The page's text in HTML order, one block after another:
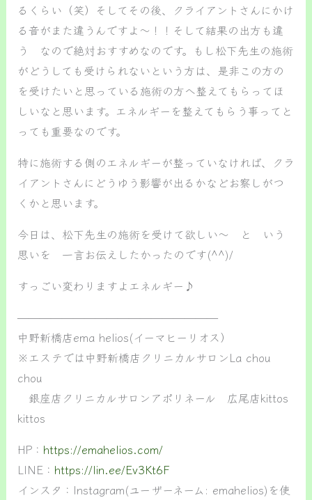
るくらい（笑）そしてその後、クライアントさんにかけ
る音がまた違うんですよ～！！そして結果の出方も違
う なので絶対おすすめなのです。もし松下先生の施術
がどうしても受けられないという方は、是非この方の
を受けたいと思っている施術の方へ整えてもらってほ
しいなと思います。エネルギーを整えてもらう事ってと
っても重要なのです。
特に施術する側のエネルギーが整っていなければ、クラ
イアントさんにどうゆう影響が出るかなどお察しがつ
くかと思います。
今日は、松下先生の施術を受けて欲しい～ と いう
思いを 一言お伝えしたかったのです(^^)/
すっごい変わりますよエネルギー♪
——————————————————
中野新橋店ema helios(イーマヒーリオス）
※エステでは中野新橋店クリニカルサロンLa chou
chou
銀座店クリニカルサロンアポリネール 広尾店kittos
kittos
HP： https://emahelios.com/
LINE： https://lin.ee/Ev3Kt6F
インスタ：Instagram(ユーザーネーム: emahelios)を使